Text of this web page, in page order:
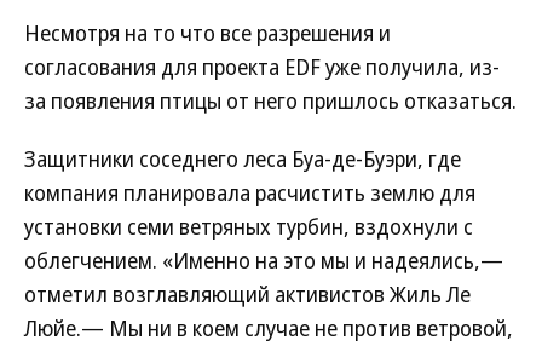
Несмотря на то что все разрешения и
согласования для проекта EDF уже получила, из-
за появления птицы от него пришлось отказаться.
Защитники соседнего леса Буа-де-Буэри, где
компания планировала расчистить землю для
установки семи ветряных турбин, вздохнули с
облегчением. «Именно на это мы и надеялись,—
отметил возглавляющий активистов Жиль Ле
Люйе.— Мы ни в коем случае не против ветровой,